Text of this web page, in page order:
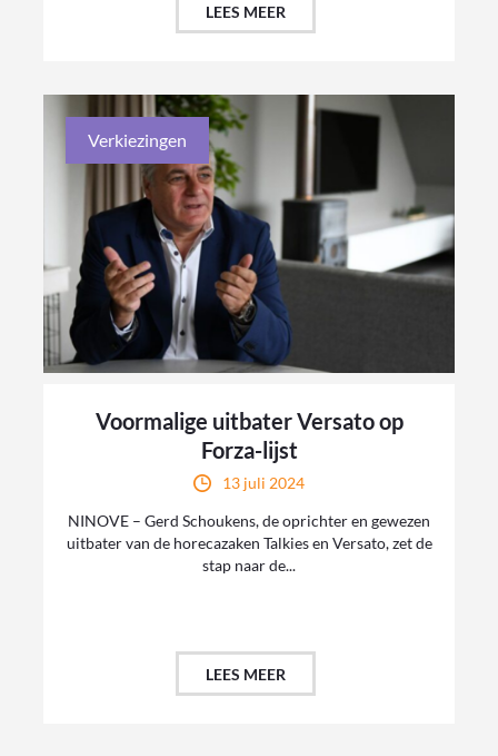
LEES MEER
Verkiezingen
Voormalige uitbater Versato op
Forza-lijst
13 juli 2024
NINOVE – Gerd Schoukens, de oprichter en gewezen
uitbater van de horecazaken Talkies en Versato, zet de
stap naar de...
LEES MEER